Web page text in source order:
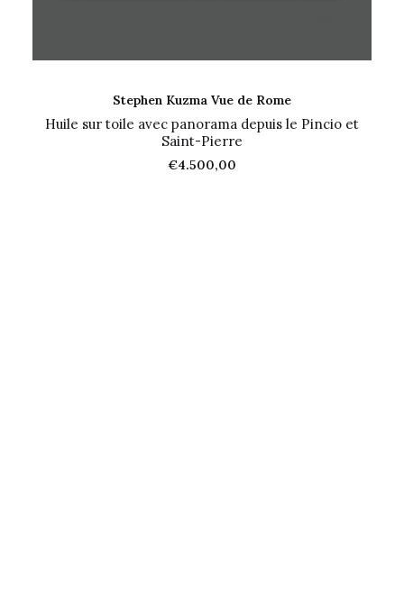
AJOUTER AU PANIER
Stephen Kuzma Vue de Rome
Huile sur toile avec panorama depuis le Pincio et
Saint-Pierre
€4.500,00